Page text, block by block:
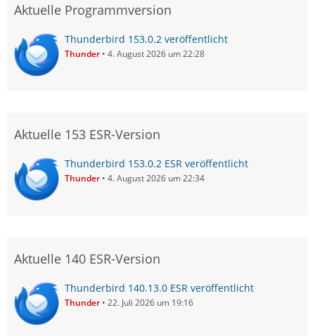
Aktuelle Programmversion
Thunderbird 153.0.2 veröffentlicht
Thunder 4. August 2026 um 22:28
Aktuelle 153 ESR-Version
Thunderbird 153.0.2 ESR veröffentlicht
Thunder 4. August 2026 um 22:34
Aktuelle 140 ESR-Version
Thunderbird 140.13.0 ESR veröffentlicht
Thunder 22. Juli 2026 um 19:16